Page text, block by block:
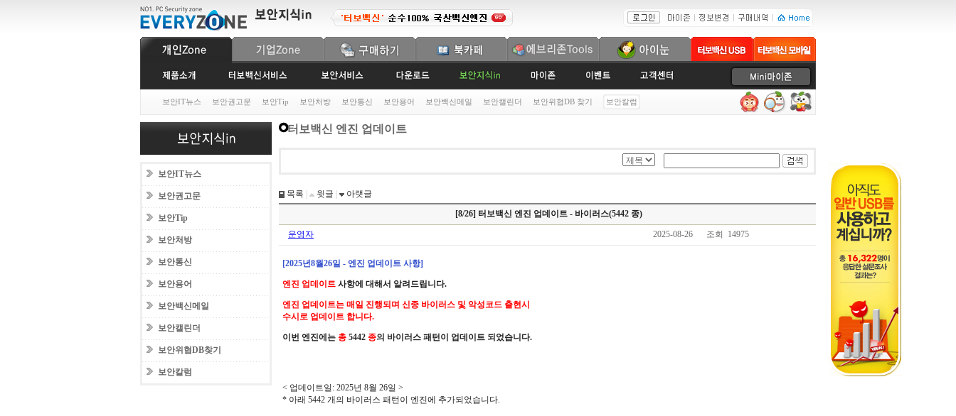
보안IT뉴스 보안권고문 보안Tip 보안처방 보안통신 보안용어 보안백신메일 보안캘린더 보안위협DB 찾기 보안칼럼
보안IT뉴스
보안권고문
보안Tip
보안처방
보안통신
보안용어
보안백신메일
보안캘린더
보안위협DB찾기
보안칼럼
터보백신 엔진 업데이트
목록 윗글
아랫글
[8/26] 터보백신 엔진 업데이트 - 바이러스(5442 종)
운영자 2025-08-26 조회 14975
[2025년8월26일 - 엔진 업데이트 사항]
엔진 업데이트 사항에 대해서 알려드립니다.
엔진 업데이트는 매일 진행되며 신종 바이러스 및 악성코드 출현시
수시로 업데이트 합니다.
이번 엔진에는 총 5442 종의 바이러스 패턴이 업데이트 되었습니다.
< 업데이트일: 2025년 8월 26일 >
* 아래 5442 개의 바이러스 패턴이 엔진에 추가되었습니다.